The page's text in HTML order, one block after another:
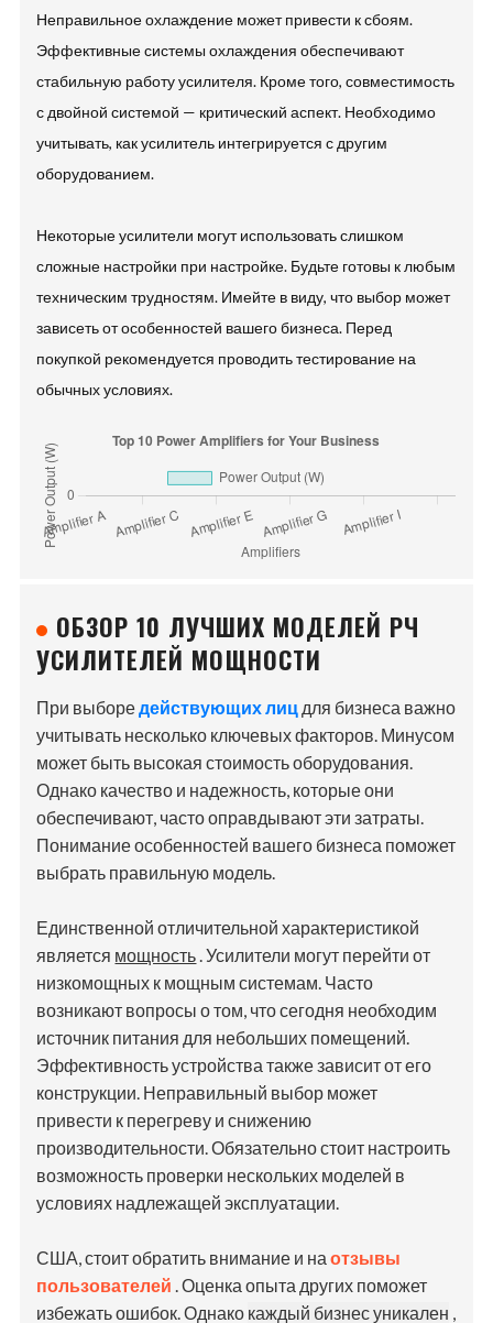
Неправильное охлаждение может привести к сбоям.
Эффективные системы охлаждения обеспечивают
стабильную работу усилителя. Кроме того, совместимость
с двойной системой — критический аспект. Необходимо
учитывать, как усилитель интегрируется с другим
оборудованием.
Некоторые усилители могут использовать слишком
сложные настройки при настройке. Будьте готовы к любым
техническим трудностям. Имейте в виду, что выбор может
зависеть от особенностей вашего бизнеса. Перед
покупкой рекомендуется проводить тестирование на
обычных условиях.
ОБЗОР 10 ЛУЧШИХ МОДЕЛЕЙ РЧ
УСИЛИТЕЛЕЙ МОЩНОСТИ
При выборедействующих лиц для бизнеса важно
учитывать несколько ключевых факторов. Минусом
может быть высокая стоимость оборудования.
Однако качество и надежность, которые они
обеспечивают, часто оправдывают эти затраты.
Понимание особенностей вашего бизнеса поможет
выбрать правильную модель.
Единственной отличительной характеристикой
является мощность. Усилители могут перейти от
низкомощных к мощным системам. Часто
возникают вопросы о том, что сегодня необходим
источник питания для небольших помещений.
Эффективность устройства также зависит от его
конструкции. Неправильный выбор может
привести к перегреву и снижению
производительности. Обязательно стоит настроить
возможность проверки нескольких моделей в
условиях надлежащей эксплуатации.
США, стоит обратить внимание и наотзывы
пользователей . Оценка опыта других поможет
избежать ошибок. Однако каждый бизнес уникален ,